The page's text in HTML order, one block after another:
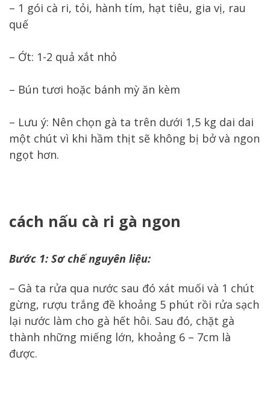
– 1 gói cà ri, tỏi, hành tím, hạt tiêu, gia vị, rau
quế
– Ớt: 1-2 quả xắt nhỏ
– Bún tươi hoặc bánh mỳ ăn kèm
– Lưu ý: Nên chọn gà ta trên dưới 1,5 kg dai dai
một chút vì khi hầm thịt sẽ không bị bở và ngon
ngọt hơn.
cách nấu cà ri gà ngon
Bước 1: Sơ chế nguyên liệu:
– Gà ta rửa qua nước sau đó xát muối và 1 chút
gừng, rượu trắng đề khoảng 5 phút rồi rửa sạch
lại nước làm cho gà hết hôi. Sau đó, chặt gà
thành những miếng lớn, khoảng 6 – 7cm là
được.